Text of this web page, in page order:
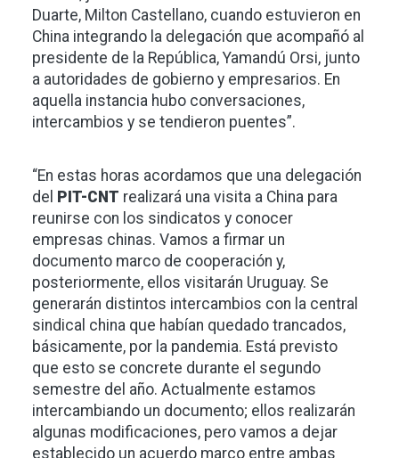
Duarte, Milton Castellano, cuando estuvieron en
China integrando la delegación que acompañó al
presidente de la República, Yamandú Orsi, junto
a autoridades de gobierno y empresarios. En
aquella instancia hubo conversaciones,
intercambios y se tendieron puentes”.
“En estas horas acordamos que una delegación
del PIT-CNT realizará una visita a China para
reunirse con los sindicatos y conocer
empresas chinas. Vamos a firmar un
documento marco de cooperación y,
posteriormente, ellos visitarán Uruguay. Se
generarán distintos intercambios con la central
sindical china que habían quedado trancados,
básicamente, por la pandemia. Está previsto
que esto se concrete durante el segundo
semestre del año. Actualmente estamos
intercambiando un documento; ellos realizarán
algunas modificaciones, pero vamos a dejar
establecido un acuerdo marco entre ambas